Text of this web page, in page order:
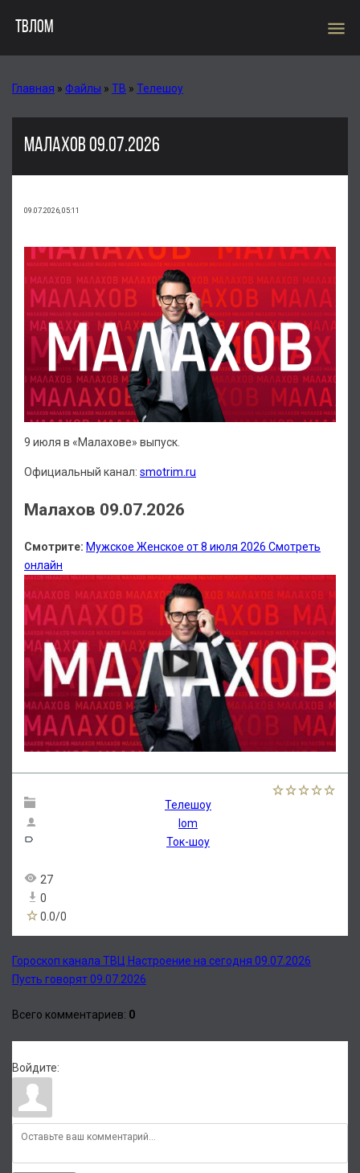
ТВЛОМ menu
Главная » Файлы » ТВ » Телешоу
МАЛАХОВ 09.07.2026
09.07.2026, 05:11
9 июля в «Малахове» выпуск.
Официальный канал: smotrim.ru
Малахов 09.07.2026
Смотрите: Мужское Женское от 8 июля 2026 Смотреть
онлайн
Телешоу
lom
Ток-шоу
27
0
0.0/0
Гороскоп канала ТВЦ Настроение на сегодня 09.07.2026
Пусть говорят 09.07.2026
Всего комментариев: 0
Войдите: